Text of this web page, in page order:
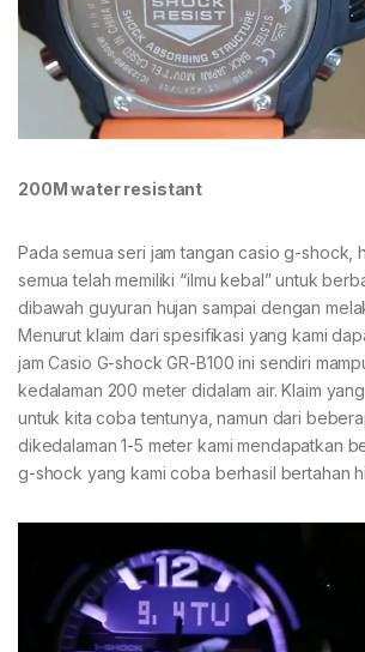
200M water resistant
Pada semua seri jam tangan casio g-shock,
semua telah memiliki “ilmu kebal” untuk
dibawah guyuran hujan sampai dengan
Menurut klaim dari spesifikasi yang kami
jam Casio G-shock GR-B100 ini sendiri
kedalaman 200 meter didalam air. Klaim
untuk kita coba tentunya, namun dari
dikedalaman 1-5 meter kami mendapatkan
g-shock yang kami coba berhasil bertahan